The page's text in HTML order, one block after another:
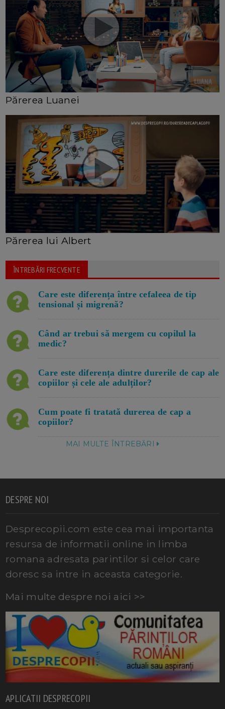
Părerea Luanei
Părerea lui Albert
ÎNTREBĂRI FRECVENTE
Care este diferența între cefaleea de tip
tensional și migrenă?
Când ar trebui să mergem cu copilul la
medic?
Care este diferența dintre durerile de cap ale
copiilor și cele ale adulților?
Cum poate fi tratată durerea de cap a
copiilor?
MAI MULTE ÎNTREBĂRI
DESPRE NOI
Desprecopii.com este cea mai importanta
resursa de informatii online in limba
romana adresata parintilor si celor care
doresc sa intre in aceasta categorie.
Mai multe despre noi aici >>
APLICATII DESPRECOPII